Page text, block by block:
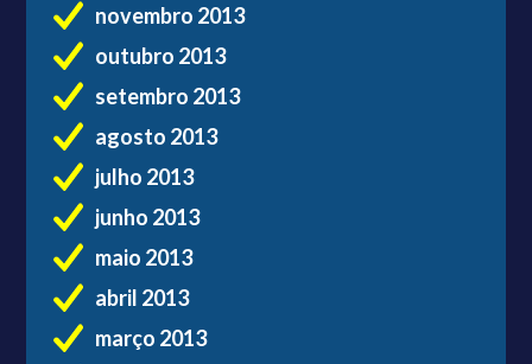
novembro 2013
outubro 2013
setembro 2013
agosto 2013
julho 2013
junho 2013
maio 2013
abril 2013
março 2013